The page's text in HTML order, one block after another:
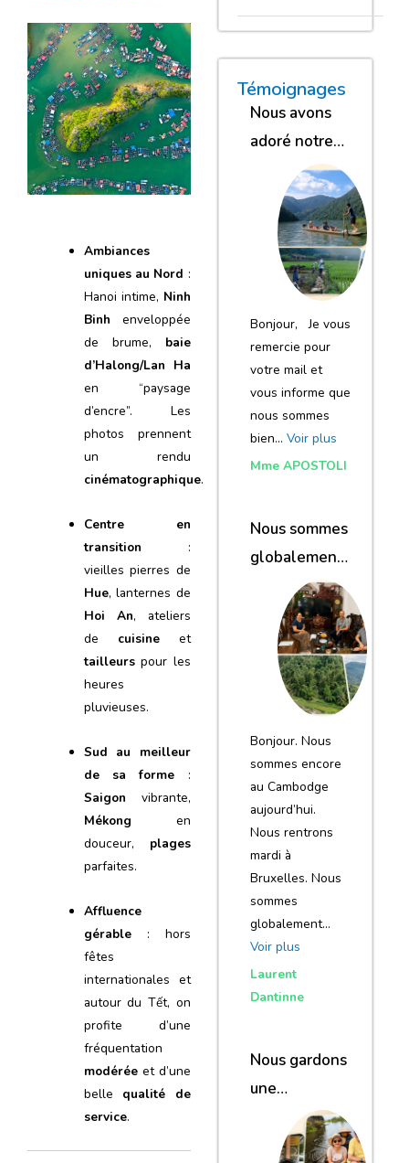
Ambiances
uniques au Nord :
Hanoi intime, Ninh
Binh enveloppée
de brume, baie
d’Halong/Lan Ha
en “paysage
d’encre”. Les
photos prennent
un rendu
cinématographique.
Centre en
transition :
vieilles pierres de
Hue, lanternes de
Hoi An, ateliers
de cuisineet
tailleurspour les
heures
pluvieuses.
Sud au meilleur
de sa forme :
Saigon vibrante,
Mékong en
douceur, plages
parfaites.
Affluence
gérable: hors
fêtes
internationales et
autour du Tết, on
profite d’une
fréquentation
modéréeet d’une
belle qualité de
service.
grands
trésors
d’Asie
Témoignages
Nous avons
adoré notre
Bonjour, Je vous
remercie pour
votre mail et
vous informe que
nous sommes
bien… Voir plus
« Nous
Mme APOSTOLI
Nous sommes
globalement
satisfaits du
voyage
Bonjour. Nous
sommes encore
au Cambodge
aujourd’hui.
Nous rentrons
mardi à
Bruxelles. Nous
sommes
globalement…
Voir plus
« Nous sommes
Laurent
Dantinne
Nous gardons
une
excellente
impression de